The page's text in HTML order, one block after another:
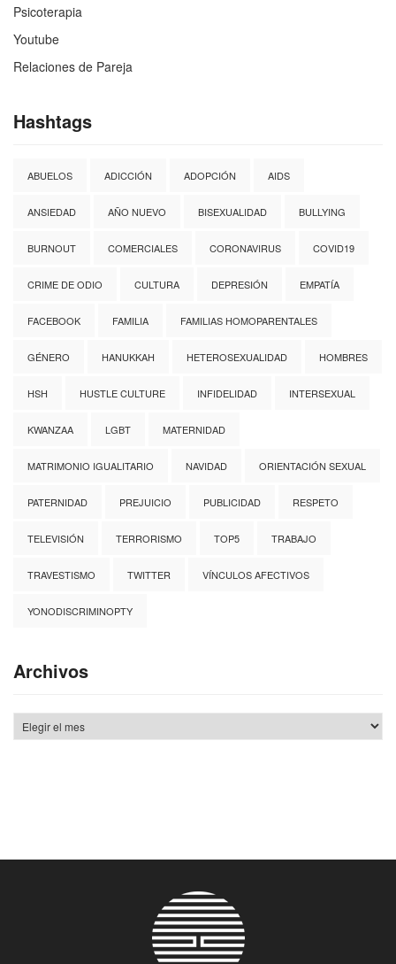
Psicoterapia
Youtube
Relaciones de Pareja
Hashtags
ABUELOS ADICCIÓN ADOPCIÓN AIDS
ANSIEDAD AÑO NUEVO BISEXUALIDAD BULLYING
BURNOUT COMERCIALES CORONAVIRUS COVID19
CRIME DE ODIO CULTURA DEPRESIÓN EMPATÍA
FACEBOOK FAMILIA FAMILIAS HOMOPARENTALES
GÉNERO HANUKKAH HETEROSEXUALIDAD HOMBRES
HSH HUSTLE CULTURE INFIDELIDAD INTERSEXUAL
KWANZAA LGBT MATERNIDAD
MATRIMONIO IGUALITARIO NAVIDAD ORIENTACIÓN SEXUAL
PATERNIDAD PREJUICIO PUBLICIDAD RESPETO
TELEVISIÓN TERRORISMO TOP5 TRABAJO
TRAVESTISMO TWITTER VÍNCULOS AFECTIVOS
YONODISCRIMINOPTY
Archivos
Archivos